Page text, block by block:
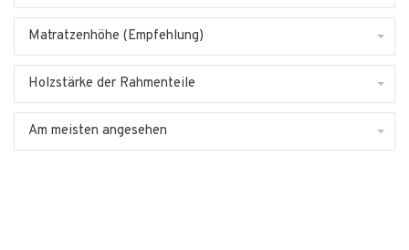
Matratzenhöhe (Empfehlung)
Holzstärke der Rahmenteile
Am meisten angesehen